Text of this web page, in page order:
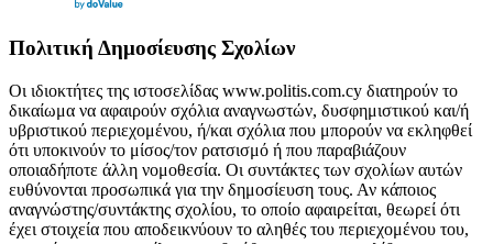
Πολιτική Δημοσίευσης Σχολίων
Οι ιδιοκτήτες της ιστοσελίδας www.politis.com.cy διατηρούν το
δικαίωμα να αφαιρούν σχόλια αναγνωστών, δυσφημιστικού και/ή
υβριστικού περιεχομένου, ή/και σχόλια που μπορούν να εκληφθεί
ότι υποκινούν το μίσος/τον ρατσισμό ή που παραβιάζουν
οποιαδήποτε άλλη νομοθεσία. Οι συντάκτες των σχολίων αυτών
ευθύνονται προσωπικά για την δημοσίευση τους. Αν κάποιος
αναγνώστης/συντάκτης σχολίου, το οποίο αφαιρείται, θεωρεί ότι
έχει στοιχεία που αποδεικνύουν το αληθές του περιεχομένου του,